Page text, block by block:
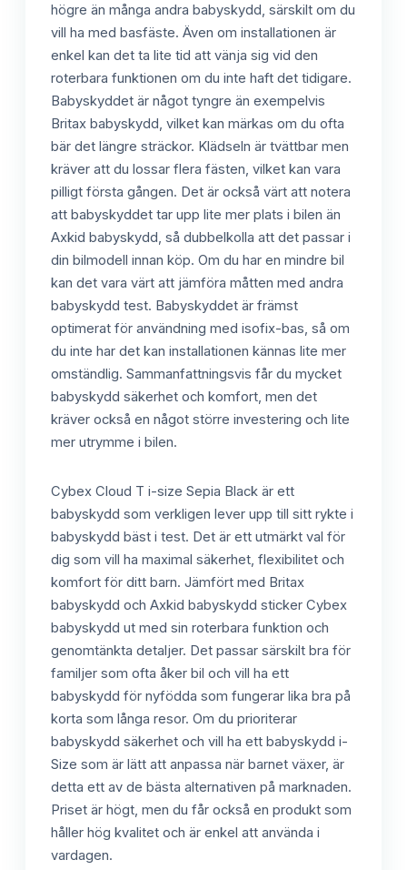
högre än många andra babyskydd, särskilt om du
vill ha med basfäste. Även om installationen är
enkel kan det ta lite tid att vänja sig vid den
roterbara funktionen om du inte haft det tidigare.
Babyskyddet är något tyngre än exempelvis
Britax babyskydd, vilket kan märkas om du ofta
bär det längre sträckor. Klädseln är tvättbar men
kräver att du lossar flera fästen, vilket kan vara
pilligt första gången. Det är också värt att notera
att babyskyddet tar upp lite mer plats i bilen än
Axkid babyskydd, så dubbelkolla att det passar i
din bilmodell innan köp. Om du har en mindre bil
kan det vara värt att jämföra måtten med andra
babyskydd test. Babyskyddet är främst
optimerat för användning med isofix-bas, så om
du inte har det kan installationen kännas lite mer
omständlig. Sammanfattningsvis får du mycket
babyskydd säkerhet och komfort, men det
kräver också en något större investering och lite
mer utrymme i bilen.
Cybex Cloud T i-size Sepia Black är ett
babyskydd som verkligen lever upp till sitt rykte i
babyskydd bäst i test. Det är ett utmärkt val för
dig som vill ha maximal säkerhet, flexibilitet och
komfort för ditt barn. Jämfört med Britax
babyskydd och Axkid babyskydd sticker Cybex
babyskydd ut med sin roterbara funktion och
genomtänkta detaljer. Det passar särskilt bra för
familjer som ofta åker bil och vill ha ett
babyskydd för nyfödda som fungerar lika bra på
korta som långa resor. Om du prioriterar
babyskydd säkerhet och vill ha ett babyskydd i-
Size som är lätt att anpassa när barnet växer, är
detta ett av de bästa alternativen på marknaden.
Priset är högt, men du får också en produkt som
håller hög kvalitet och är enkel att använda i
vardagen.